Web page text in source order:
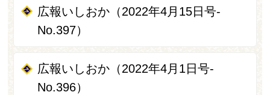
広報いしおか（2022年4月15日号-
No.397）
広報いしおか（2022年4月1日号-
No.396）